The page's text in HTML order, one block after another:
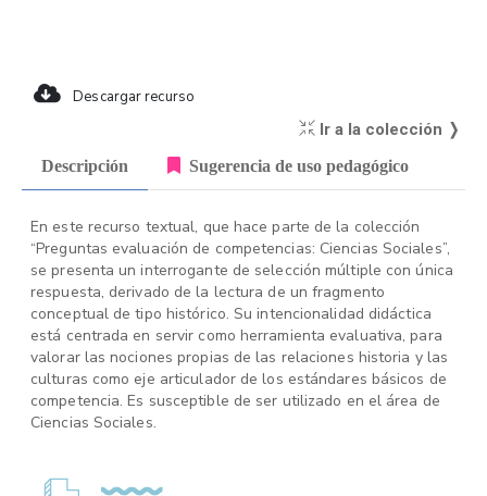
Descargar recurso
Ir a la colección ❭
Descripción Sugerencia de uso pedagógico
En este recurso textual, que hace parte de la colección
“Preguntas evaluación de competencias: Ciencias Sociales”,
se presenta un interrogante de selección múltiple con única
respuesta, derivado de la lectura de un fragmento
conceptual de tipo histórico. Su intencionalidad didáctica
está centrada en servir como herramienta evaluativa, para
valorar las nociones propias de las relaciones historia y las
culturas como eje articulador de los estándares básicos de
competencia. Es susceptible de ser utilizado en el área de
Ciencias Sociales.